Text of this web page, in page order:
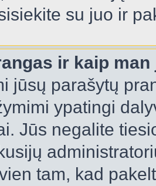
su juo ir
ir kaip
jūsų parašytų
ypatingi
Jūs negalite
tam, kad